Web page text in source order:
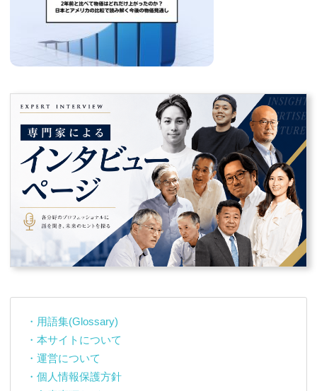
・用語集(Glossary)
・本サイトについて
・運営について
・個人情報保護方針